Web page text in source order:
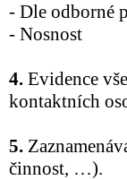
- Dle odborné
- Nosnost
4. Evidence
kontaktních
5.
činnost, …).